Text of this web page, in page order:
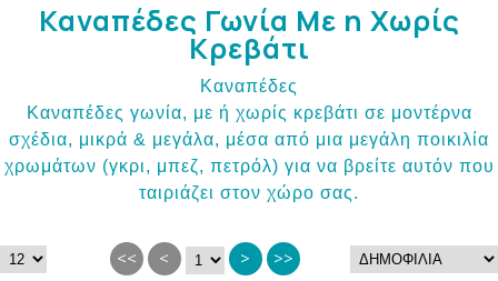
Καναπέδες Γωνία Με η Χωρίς
Κρεβάτι
Καναπέδες
Καναπέδες γωνία, με ή χωρίς κρεβάτι σε μοντέρνα
σχέδια, μικρά & μεγάλα, μέσα από μια μεγάλη ποικιλία
χρωμάτων (γκρι, μπεζ, πετρόλ) για να βρείτε αυτόν που
ταιριάζει στον χώρο σας.
<< < > >>